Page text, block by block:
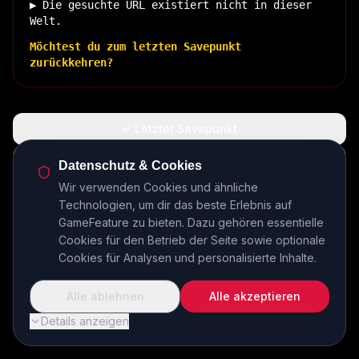
▶ Die gesuchte URL existiert nicht in dieser
Welt.
Möchtest du zum letzten Savepunkt
zurückkehren?
🏠 Zurück zur Basis
INSERT COIN TO CONTINUE...
Datenschutz & Cookies
Wir verwenden Cookies und ähnliche
Technologien, um dir das beste Erlebnis auf
GameFeature zu bieten. Dazu gehören essentielle
Cookies für den Betrieb der Seite sowie optionale
Cookies für Analysen und personalisierte Inhalte.
Details anzeigen
Alle ablehnen Alle akzeptieren